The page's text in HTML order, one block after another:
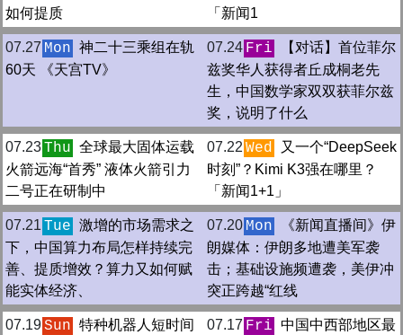
如何提质
「新闻1
07.27 Mon 神二十三乘组在轨
60天 《天宫TV》
07.24 Fri
【对话】首位菲尔
兹奖华人获得者丘成桐老先
生，中国数学家双双获菲尔兹
奖，说明了什么
07.23Thu 全球最大固体运载
火箭远海“首秀” 液体火箭引力
二号正在研制中
07.22 Wed
又一个“DeepSeek
时刻”？Kimi K3强在哪里？
「新闻1+1」
07.21 Tue 激增的市场需求之
下，中国算力布局怎样持续完
善、提质增效？算力又如何赋
能实体经济、
07.20 Mon
《新闻直播间》伊
朗媒体：伊朗多地遭美军袭
击；基础设施频遭袭，美伊冲
突正跨越“红线
07.19Sun 特种机器人短时间
07.17 Fri 中国中西部地区最